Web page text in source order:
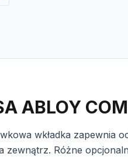
ABLOY
wkładka zapewnia
Różne